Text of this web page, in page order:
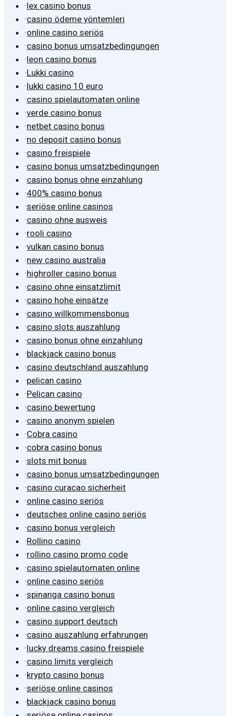
·lex casino bonus
·casino ödeme yöntemleri
·online casino seriös
·casino bonus umsatzbedingungen
·leon casino bonus
·Lukki casino
·lukki casino 10 euro
·casino spielautomaten online
·verde casino bonus
·netbet casino bonus
·no deposit casino bonus
·casino freispiele
·casino bonus umsatzbedingungen
·casino bonus ohne einzahlung
·400% casino bonus
·seriöse online casinos
·casino ohne ausweis
·rooli casino
·vulkan casino bonus
·new casino australia
·highroller casino bonus
·casino ohne einsatzlimit
·casino hohe einsätze
·casino willkommensbonus
·casino slots auszahlung
·casino bonus ohne einzahlung
·blackjack casino bonus
·casino deutschland auszahlung
·pelican casino
·Pelican casino
·casino bewertung
·casino anonym spielen
·Cobra casino
·cobra casino bonus
·slots mit bonus
·casino bonus umsatzbedingungen
·casino curacao sicherheit
·online casino seriös
·deutsches online casino seriös
·casino bonus vergleich
·Rollino casino
·rollino casino promo code
·casino spielautomaten online
·online casino seriös
·spinanga casino bonus
·online casino vergleich
·casino support deutsch
·casino auszahlung erfahrungen
·lucky dreams casino freispiele
·casino limits vergleich
·krypto casino bonus
·seriöse online casinos
·blackjack casino bonus